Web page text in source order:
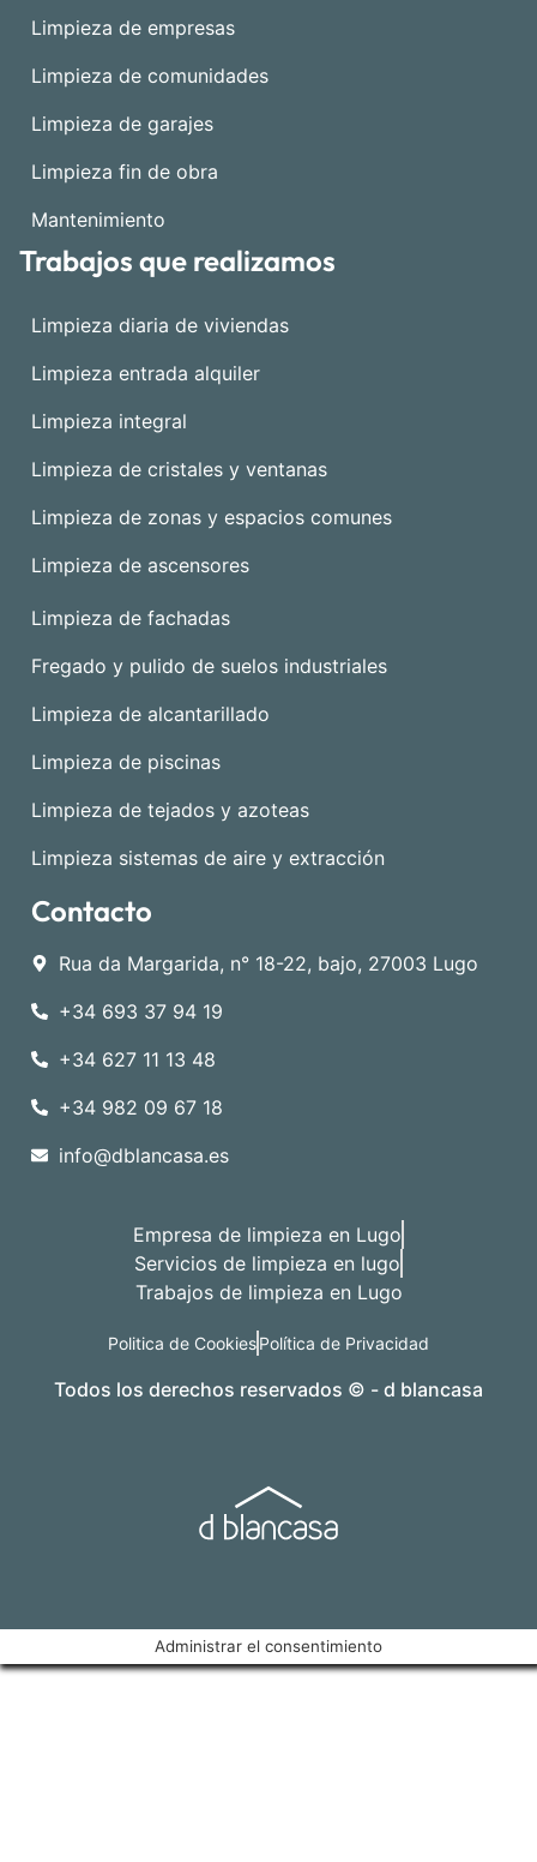
Limpieza de empresas
Limpieza de comunidades
Limpieza de garajes
Limpieza fin de obra
Mantenimiento
Trabajos que realizamos
Limpieza diaria de viviendas
Limpieza entrada alquiler
Limpieza integral
Limpieza de cristales y ventanas
Limpieza de zonas y espacios comunes
Limpieza de ascensores
Limpieza de fachadas
Fregado y pulido de suelos industriales
Limpieza de alcantarillado
Limpieza de piscinas
Limpieza de tejados y azoteas
Limpieza sistemas de aire y extracción
Contacto
Rua da Margarida, n° 18-22, bajo, 27003 Lugo
+34 693 37 94 19
+34 627 11 13 48
+34 982 09 67 18
info@dblancasa.es
Empresa de limpieza en Lugo
Servicios de limpieza en lugo
Trabajos de limpieza en Lugo
Politica de CookiesPolítica de Privacidad
Todos los derechos reservados © - d blancasa
Administrar el consentimiento